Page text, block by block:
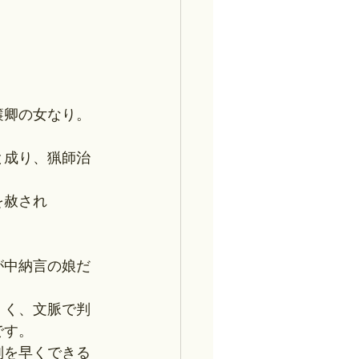
の女なり。
り、猟師治
赦され
納言の娘だ
、文脈で判
。
早くできる